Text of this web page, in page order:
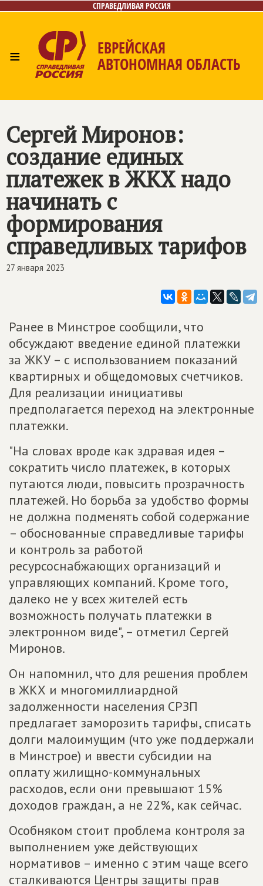
СПРАВЕДЛИВАЯ РОССИЯ
≡ ЕВРЕЙСКАЯ
АВТОНОМНАЯ ОБЛАСТЬ
Сергей Миронов:
создание единых
платежек в ЖКХ надо
начинать с
формирования
справедливых тарифов
27 января 2023
Ранее в Минстрое сообщили, что
обсуждают введение единой платежки
за ЖКУ – с использованием показаний
квартирных и общедомовых счетчиков.
Для реализации инициативы
предполагается переход на электронные
платежки.
"На словах вроде как здравая идея –
сократить число платежек, в которых
путаются люди, повысить прозрачность
платежей. Но борьба за удобство формы
не должна подменять собой содержание
– обоснованные справедливые тарифы
и контроль за работой
ресурсоснабжающих организаций и
управляющих компаний. Кроме того,
далеко не у всех жителей есть
возможность получать платежки в
электронном виде", – отметил Сергей
Миронов.
Он напомнил, что для решения проблем
в ЖКХ и многомиллиардной
задолженности населения СРЗП
предлагает заморозить тарифы, списать
долги малоимущим (что уже поддержали
в Минстрое) и ввести субсидии на
оплату жилищно-коммунальных
расходов, если они превышают 15%
доходов граждан, а не 22%, как сейчас.
Особняком стоит проблема контроля за
выполнением уже действующих
нормативов – именно с этим чаще всего
сталкиваются Центры защиты прав